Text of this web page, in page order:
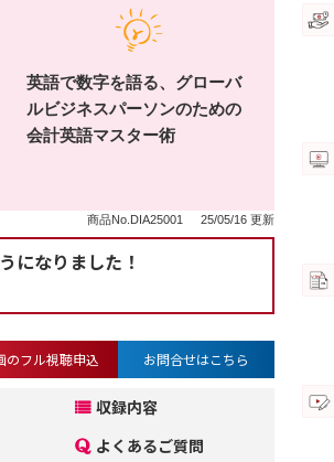
英語で数字を語る、グローバ
ルビジネスパーソンのための
会計英語マスター術
商品No.DIA25001 25/05/16 更新
になりました！
のフル視聴申込 お問合せはこちら
収録内容
よくあるご質問